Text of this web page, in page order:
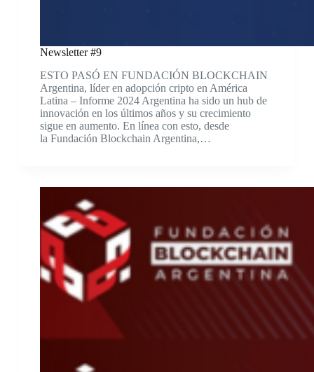
Newsletter #9
ESTO PASÓ EN FUNDACIÓN BLOCKCHAIN
Argentina, líder en adopción cripto en América
Latina – Informe 2024 Argentina ha sido un hub de
innovación en los últimos años y su crecimiento
sigue en aumento. En línea con esto, desde
la Fundación Blockchain Argentina,…